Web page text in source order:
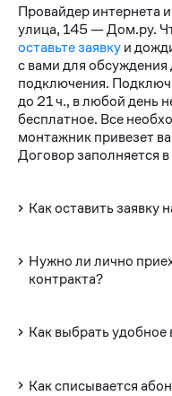
Провайдер интернета
улица, 145 — Дом.ру.
оставьте заявкуи
с вами для
подключения.
до 21 ч., в любой день
бесплатное. Все
монтажник привезет
Договор заполняется в
Как оставить заявку
Нужно ли лично
контракта?
Как выбрать
Как списывается